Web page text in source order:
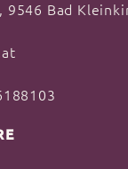
9546 Bad